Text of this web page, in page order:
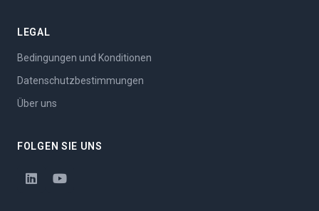
LEGAL
Bedingungen und Konditionen
Datenschutzbestimmungen
Über uns
FOLGEN SIE UNS